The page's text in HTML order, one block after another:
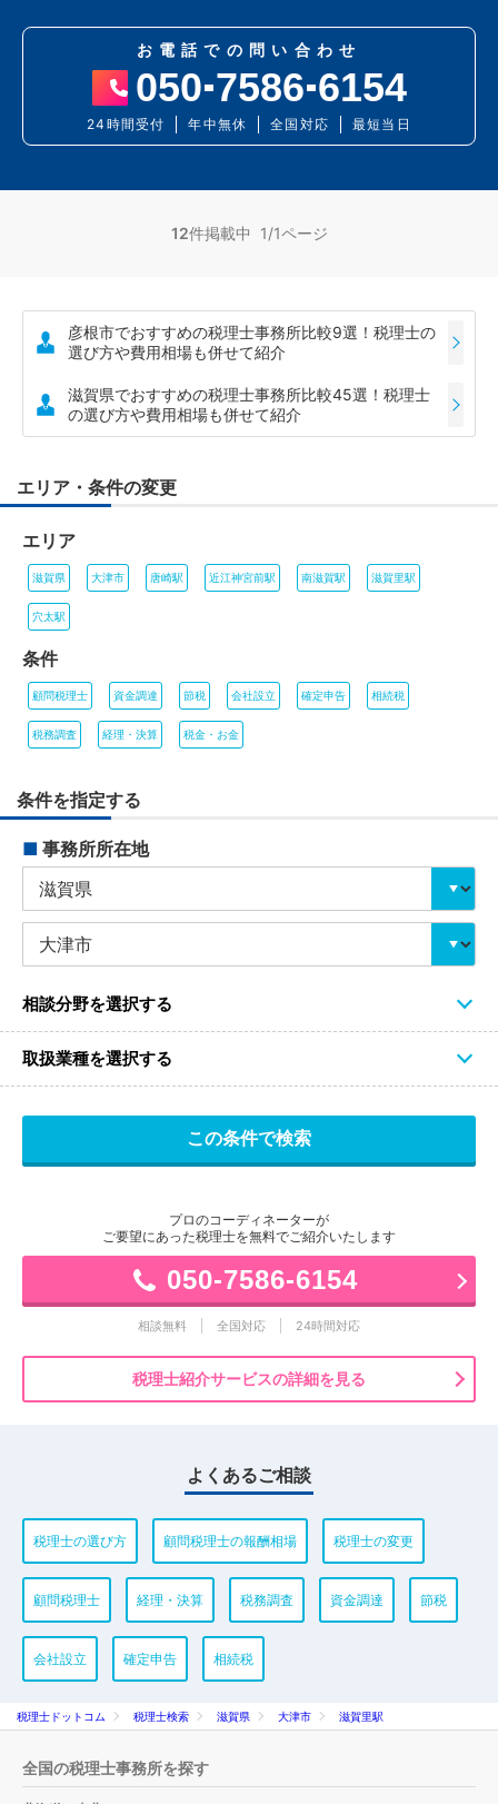
お電話での問い合わせ
050 7586 6154
24時間受付 年中無休 全国対応 最短当日
12件掲載中 1/1ページ
彦根市でおすすめの税理士事務所比較9選！税理士の
選び方や費用相場も併せて紹介
滋賀県でおすすめの税理士事務所比較45選！税理士
の選び方や費用相場も併せて紹介
エリア・条件の変更
エリア
滋賀県 大津市 唐崎駅 近江神宮前駅 南滋賀駅 滋賀里駅
穴太駅
条件
顧問税理士 資金調達 節税 会社設立 確定申告 相続税
税務調査 経理・決算 税金・お金
条件を指定する
■ 事務所所在地
相談分野を選択する
取扱業種を選択する
プロのコーディネーターが
ご要望にあった税理士を無料でご紹介いたします
050-7586-6154
相談無料 全国対応 24時間対応
税理士紹介サービスの詳細を見る
よくあるご相談
税理士の選び方 顧問税理士の報酬相場 税理士の変更
顧問税理士 経理・決算 税務調査 資金調達 節税
会社設立 確定申告 相続税
税理士ドットコム 税理士検索 滋賀県 大津市 滋賀里駅
全国の税理士事務所を探す